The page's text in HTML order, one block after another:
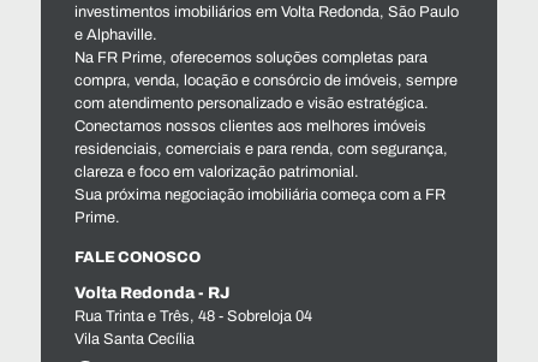
investimentos imobiliários em Volta Redonda, São Paulo
e Alphaville.
Na FR Prime, oferecemos soluções completas para
compra, venda, locação e consórcio de imóveis, sempre
com atendimento personalizado e visão estratégica.
Conectamos nossos clientes aos melhores imóveis
residenciais, comerciais e para renda, com segurança,
clareza e foco em valorização patrimonial.
Sua próxima negociação imobiliária começa com a FR
Prime.
FALE CONOSCO
Volta Redonda - RJ
Rua Trinta e Três, 48 - Sobreloja 04
Vila Santa Cecília